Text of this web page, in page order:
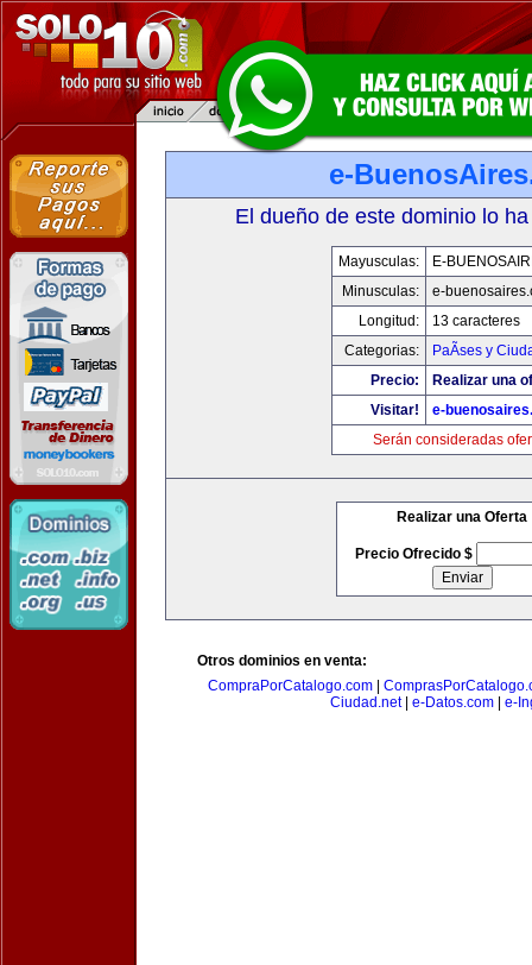
e-
El dueño de este dominio lo
Mayusculas:
E-
Minusculas:
e-
Longitud:
13 caracteres
Categorias:
PaÃ­ses y
Precio:
Realizar una
Visitar!
e-
Serán consideradas
Realizar una Oferta
Precio Ofrecido $
Otros dominios en venta:
CompraPorCatalogo.com|
Ciudad.net| e-Datos.com| e-